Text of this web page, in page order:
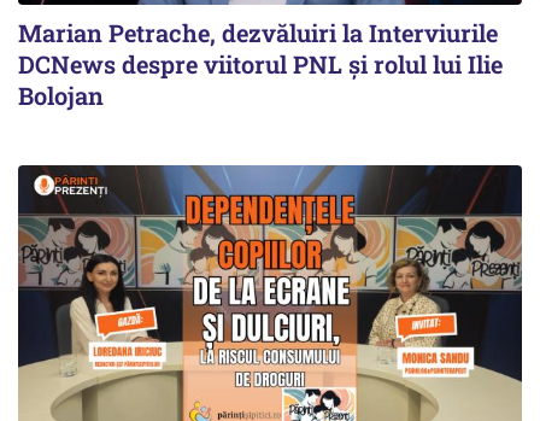
Marian Petrache, dezvăluiri la Interviurile
DCNews despre viitorul PNL și rolul lui Ilie
Bolojan